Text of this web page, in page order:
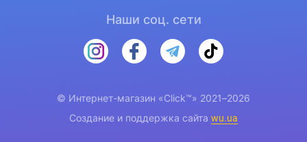
Наши соц. сети
© Интернет-магазин «Click™» 2021–2026
Создание и поддержка сайта wu.ua